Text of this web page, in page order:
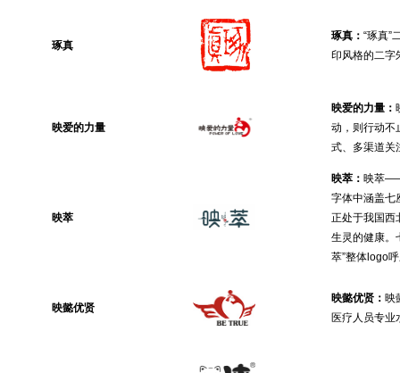
琢真
琢真： “琢真”
印风格的二字
映爱的力量
映爱的力量：
动，则行动不
式、多渠道关
映萃
映萃： 映萃——
字体中涵盖七
正处于我国西
生灵的健康。
萃”整体logo
映懿优贤
映懿优贤： 映
医疗人员专